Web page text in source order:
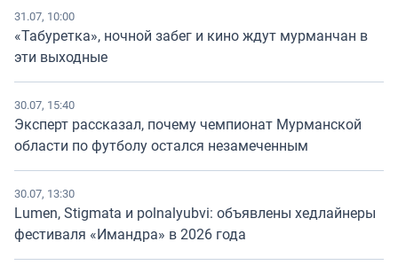
31.07, 10:00
«Табуретка», ночной забег и кино ждут мурманчан в
эти выходные
30.07, 15:40
Эксперт рассказал, почему чемпионат Мурманской
области по футболу остался незамеченным
30.07, 13:30
Lumen, Stigmata и polnalyubvi: объявлены хедлайнеры
фестиваля «Имандра» в 2026 года